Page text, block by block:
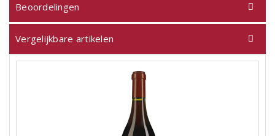
Beoordelingen
Vergelijkbare artikelen